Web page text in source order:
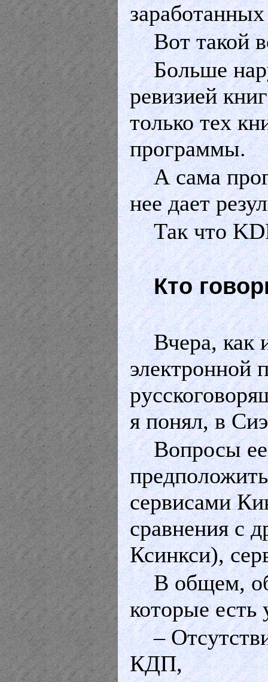
Вот такой
Больше
ревизией
только тех
программы.
А сама
нее дает
Так что
Кто
Вчера, как
электронной
я понял, в
Вопросы
сервисами
сравнения с
Ксинкси),
В общем,
которые есть
–
КДП,